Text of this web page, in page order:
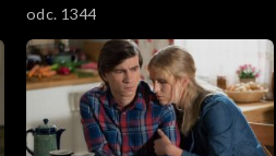
odc. 1344